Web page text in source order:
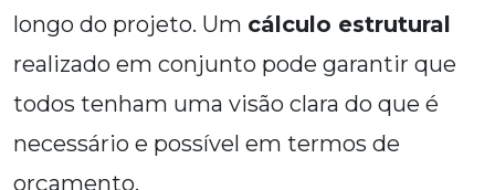
longo do projeto. Um cálculo estrutural
realizado em conjunto pode garantir que
todos tenham uma visão clara do que é
necessário e possível em termos de
orçamento.